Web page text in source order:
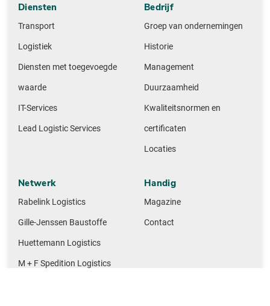
Diensten
Transport
Logistiek
Diensten met toegevoegde
waarde
IT-Services
Lead Logistic Services
Bedrijf
Groep van ondernemingen
Historie
Management
Duurzaamheid
Kwaliteitsnormen en
certificaten
Locaties
Netwerk
Rabelink Logistics
Gille-Jenssen Baustoffe
Huettemann Logistics
M + F Spedition Logistics
Handig
Magazine
Contact